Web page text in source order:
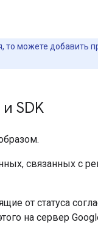
то можете добавить
и SDK
связанных с
от статуса
на сервер